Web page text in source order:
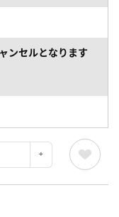
ンセルとなります